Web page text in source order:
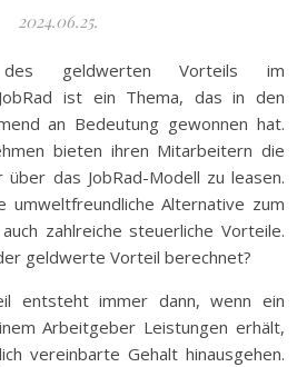
2024.06.25.
ist ein Thema, das in den
an Bedeutung gewonnen hat.
bieten ihren Mitarbeitern die
über das JobRad-Modell zu leasen.
umweltfreundliche Alternative zum
zahlreiche steuerliche Vorteile.
geldwerte Vorteil berechnet?
entsteht immer dann, wenn ein
Arbeitgeber Leistungen erhält,
vereinbarte Gehalt hinausgehen.